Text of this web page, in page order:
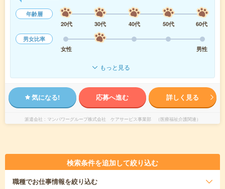
年齢層
20代
30代 40代 50代
60代
男女比率
女性
男性
もっと見る
気になる! 応募へ進む 詳しく見る
派遣会社 マンパワーグループ株式会社 ケアサービス事業部 （医療福祉介護関連）
検索条件を追加して絞り込む
職種でお仕事情報を絞り込む